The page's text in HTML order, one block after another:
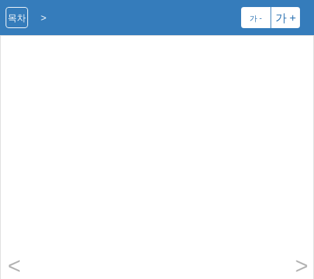
> 가 - 가 +
목차
< >